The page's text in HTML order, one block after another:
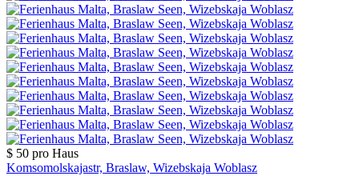
$ 50 pro Haus
Komsomolskajastr, Braslaw, Wizebskaja Woblasz